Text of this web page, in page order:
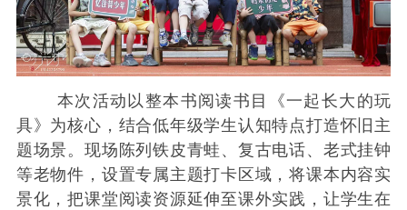
本次活动以整本书阅读书目《一起长大的玩
具》为核心，结合低年级学生认知特点打造怀旧主
题场景。现场陈列铁皮青蛙、复古电话、老式挂钟
等老物件，设置专属主题打卡区域，将课本内容实
景化，把课堂阅读资源延伸至课外实践，让学生在